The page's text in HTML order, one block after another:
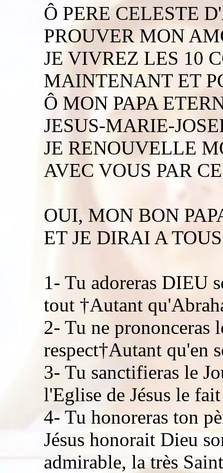
Ô PERE CELESTE
PROUVER MON
JE VIVREZ LES 10
MAINTENANT ET
Ô MON PAPA
JESUS-MARIE-
JE RENOUVELLE
AVEC VOUS PAR
OUI, MON BON
ET JE DIRAI A
1- Tu adoreras DIEU
tout †Autant
2- Tu ne prononceras
respect†Autant qu'en
3- Tu sanctifieras le
l'Eglise de Jésus le
4- Tu honoreras ton
Jésus honorait Dieu
admirable, la très